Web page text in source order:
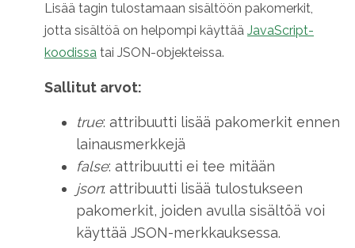
Lisää tagin tulostamaan sisältöön pakomerkit,
jotta sisältöä on helpompi käyttää JavaScript-
koodissa tai JSON-objekteissa.
Sallitut arvot:
true: attribuutti lisää pakomerkit ennen
lainausmerkkejä
false: attribuutti ei tee mitään
json: attribuutti lisää tulostukseen
pakomerkit, joiden avulla sisältöä voi
käyttää JSON-merkkauksessa.